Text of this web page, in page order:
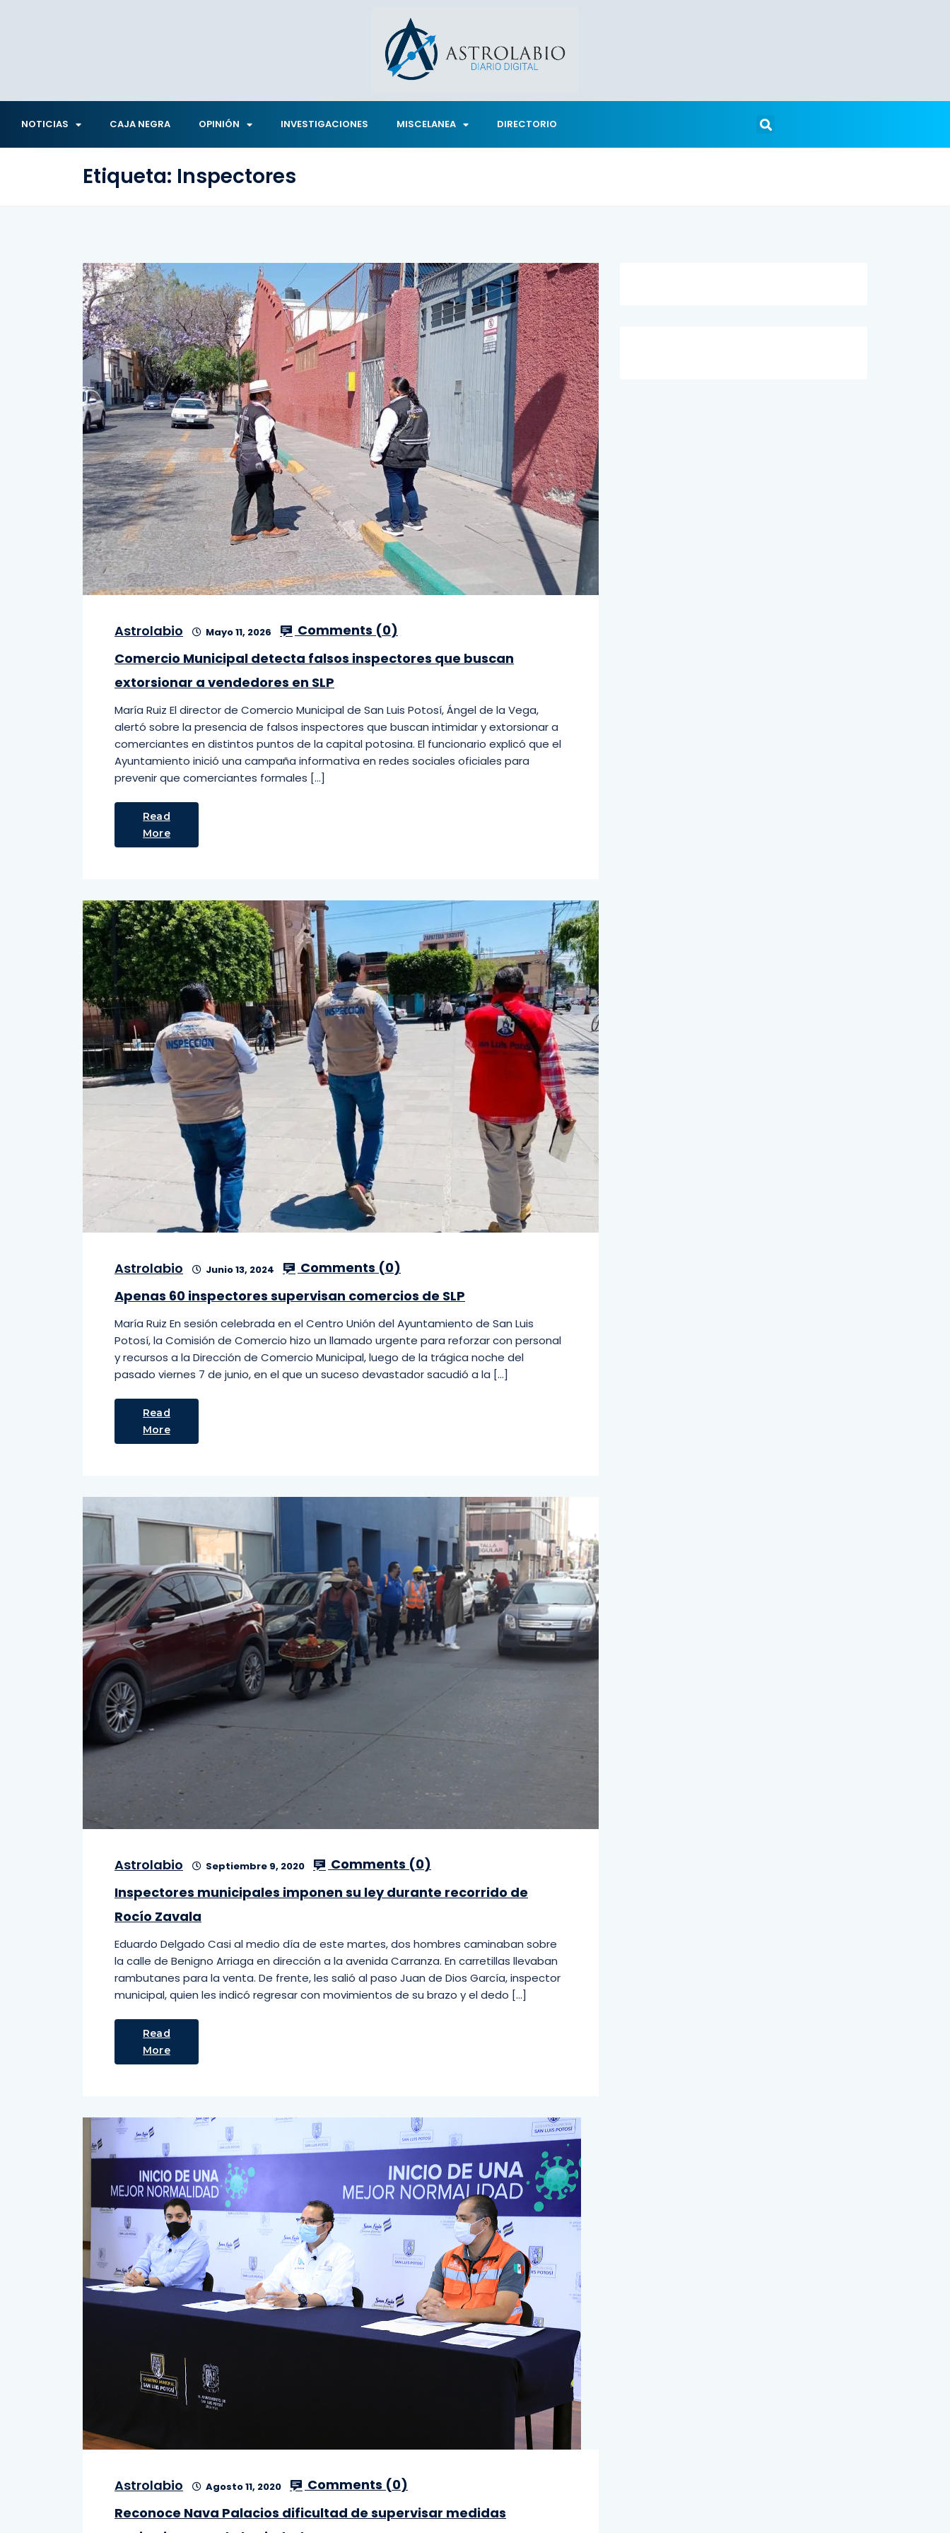
NOTICIAS CAJA NEGRA OPINIÓN INVESTIGACIONES MISCELANEA DIRECTORIO
Etiqueta: Inspectores
Astrolabio Mayo 11, 2026 Comments (0)
Comercio Municipal detecta falsos inspectores que buscan
extorsionar a vendedores en SLP
María Ruiz El director de Comercio Municipal de San Luis Potosí, Ángel de la Vega,
alertó sobre la presencia de falsos inspectores que buscan intimidar y extorsionar a
comerciantes en distintos puntos de la capital potosina. El funcionario explicó que el
Ayuntamiento inició una campaña informativa en redes sociales oficiales para
prevenir que comerciantes formales […]
Read
More
Astrolabio Junio 13, 2024 Comments (0)
Apenas 60 inspectores supervisan comercios de SLP
María Ruiz En sesión celebrada en el Centro Unión del Ayuntamiento de San Luis
Potosí, la Comisión de Comercio hizo un llamado urgente para reforzar con personal
y recursos a la Dirección de Comercio Municipal, luego de la trágica noche del
pasado viernes 7 de junio, en el que un suceso devastador sacudió a la […]
Read
More
Astrolabio Septiembre 9, 2020 Comments (0)
Inspectores municipales imponen su ley durante recorrido de
Rocío Zavala
Eduardo Delgado Casi al medio día de este martes, dos hombres caminaban sobre
la calle de Benigno Arriaga en dirección a la avenida Carranza. En carretillas llevaban
rambutanes para la venta. De frente, les salió al paso Juan de Dios García, inspector
municipal, quien les indicó regresar con movimientos de su brazo y el dedo […]
Read
More
Astrolabio Agosto 11, 2020 Comments (0)
Reconoce Nava Palacios dificultad de supervisar medidas